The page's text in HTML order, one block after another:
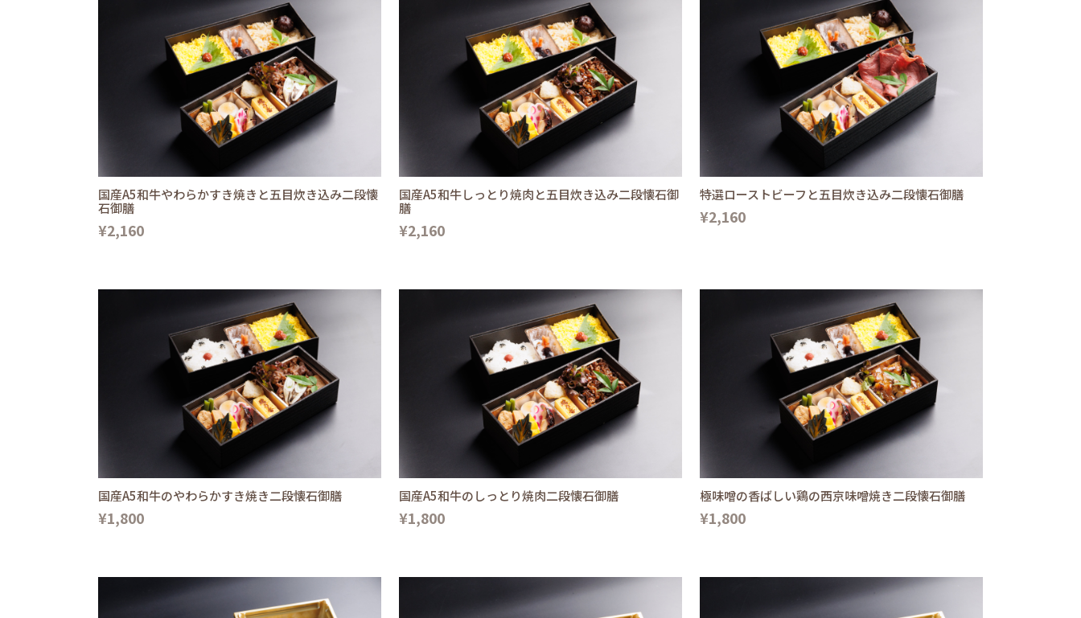
国産A5和牛やわらかすき焼きと五目炊き込み二段懐
石御膳
¥2,160
国産A5和牛しっとり焼肉と五目炊き込み二段懐石御
膳
¥2,160
特選ローストビーフと五目炊き込み二段懐石御膳
¥2,160
国産A5和牛のやわらかすき焼き二段懐石御膳
¥1,800
国産A5和牛のしっとり焼肉二段懐石御膳
¥1,800
極味噌の香ばしい鶏の西京味噌焼き二段懐石御膳
¥1,800